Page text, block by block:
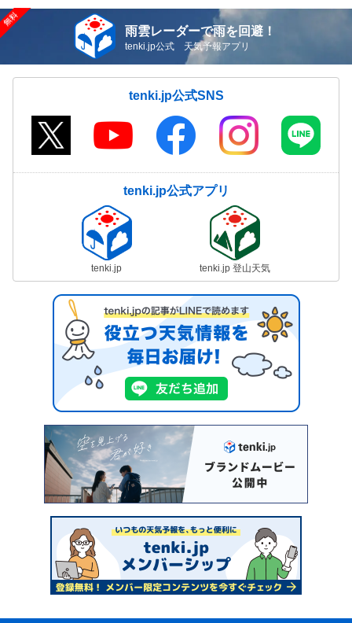
雨雲レーダーで雨を回避！
tenki.jp公式 天気予報アプリ
tenki.jp公式SNS
tenki.jp公式アプリ
tenki.jp tenki.jp 登山天気